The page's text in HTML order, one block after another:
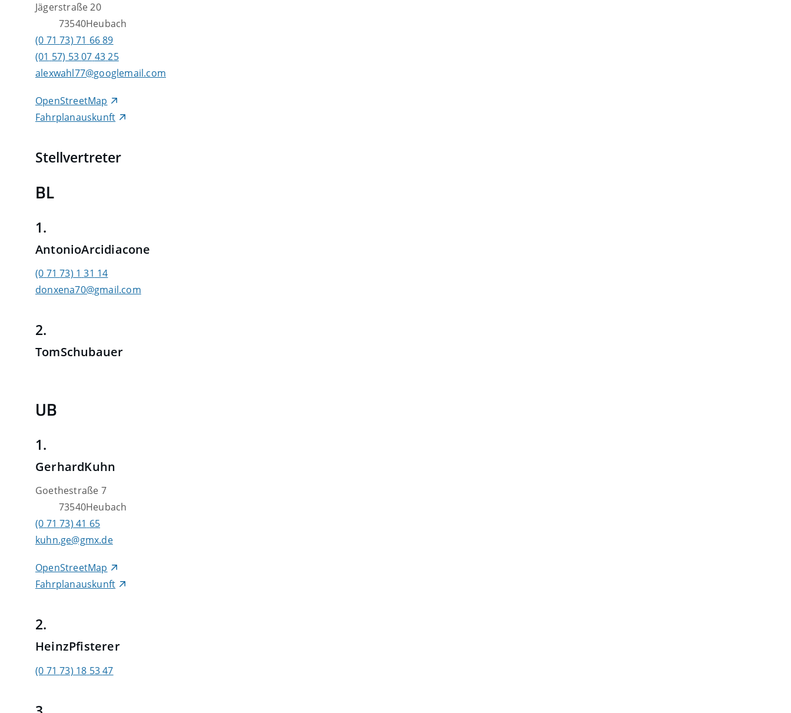
Jägerstraße 20
73540Heubach
OpenStreetMap
Fahrplanauskunft
alexwahl77@googlemail.com
(0 71 73) 71 6689
(01 57) 5307 43 25
Stellvertreter
BL
1.
AntonioArcidiacone
donxena70@gmail.com
(0 71 73) 1 31 14
2.
TomSchubauer
UB
1.
GerhardKuhn
Goethestraße 7
73540Heubach
OpenStreetMap
Fahrplanauskunft
kuhn.ge@gmx.de
(0 71 73) 41 65
2.
HeinzPfisterer
(0 71 73) 18 5347